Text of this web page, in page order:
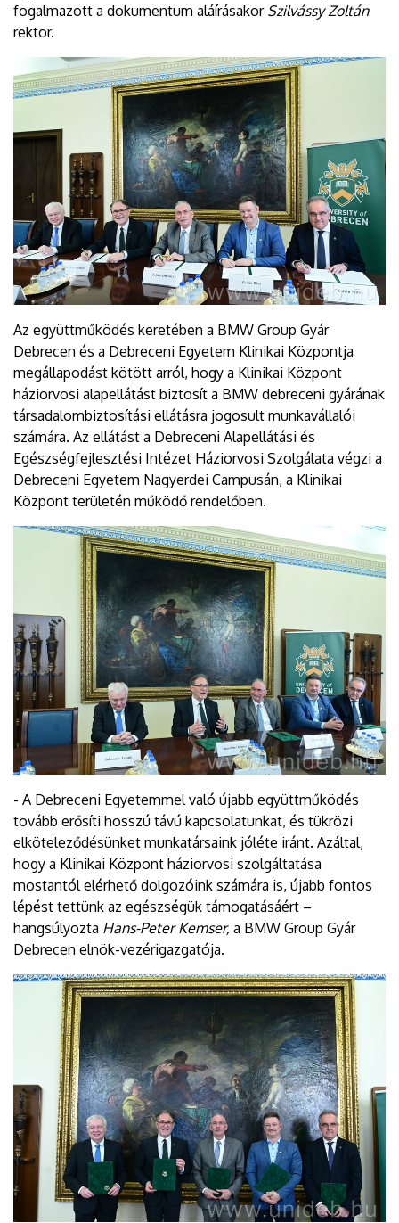
fogalmazott a dokumentum aláírásakor Szilvássy Zoltán
rektor.
Az együttműködés keretében a BMW Group Gyár
Debrecen és a Debreceni Egyetem Klinikai Központja
megállapodást kötött arról, hogy a Klinikai Központ
háziorvosi alapellátást biztosít a BMW debreceni gyárának
társadalombiztosítási ellátásra jogosult munkavállalói
számára. Az ellátást a Debreceni Alapellátási és
Egészségfejlesztési Intézet Háziorvosi Szolgálata végzi a
Debreceni Egyetem Nagyerdei Campusán, a Klinikai
Központ területén működő rendelőben.
- A Debreceni Egyetemmel való újabb együttműködés
tovább erősíti hosszú távú kapcsolatunkat, és tükrözi
elköteleződésünket munkatársaink jóléte iránt. Azáltal,
hogy a Klinikai Központ háziorvosi szolgáltatása
mostantól elérhető dolgozóink számára is, újabb fontos
lépést tettünk az egészségük támogatásáért –
hangsúlyozta Hans-Peter Kemser, a BMW Group Gyár
Debrecen elnök-vezérigazgatója.